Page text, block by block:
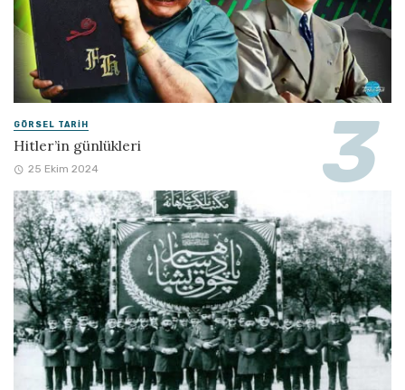
GÖRSEL TARIH
Hitler’in günlükleri
25 Ekim 2024